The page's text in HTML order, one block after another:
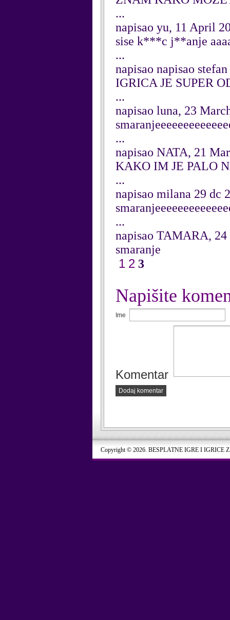
...
napisao yu, 11 April
sise k***c j**anje
...
napisao napisao
IGRICA JE SUPER
...
napisao luna, 23
...
napisao NATA, 21
KAKO IM JE PALO
...
napisao milana 29 dc
...
napisao TAMARA, 24
smaranje
1 2 3
Napišite
Ime
Komentar
Dodaj komentar
Copyright © 2026. BESPLATNE IGRE I IGRICE